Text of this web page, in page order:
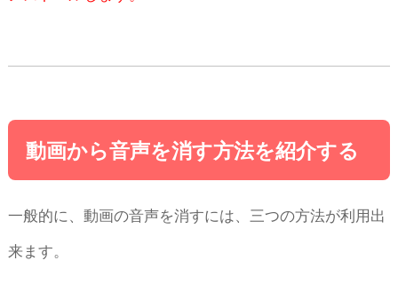
動画から音声を消す方法を紹介する
一般的に、動画の音声を消すには、三つの方法が利用出
来ます。